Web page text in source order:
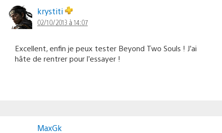
krystiti
02/10/2013 à 14:07
Excellent, enfin je peux tester Beyond Two Souls ! J’ai
hâte de rentrer pour l’essayer !
MaxGk